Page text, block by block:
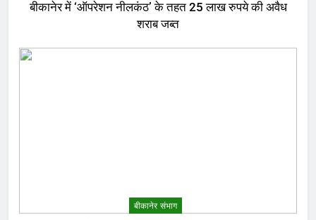
बीकानेर में ‘ऑपरेशन नीलकंठ’ के तहत 25 लाख रुपये की अवैध
शराब जब्त
बीकानेर संभाग